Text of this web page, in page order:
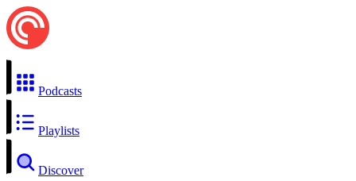
Podcasts
Playlists
Discover